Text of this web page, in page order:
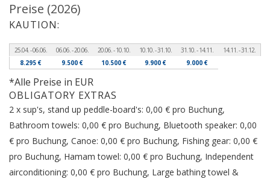
Preise (2026)
KAUTION:
25.04. - 06.06. 06.06. - 20.06. 20.06. - 10.10. 10.10. - 31.10. 31.10. - 14.11.
14.11. - 31.12.
8.295 €
9.500 € 10.500 € 9.900 € 9.000 €
*Alle Preise in EUR
OBLIGATORY EXTRAS
2 x sup's, stand up peddle-board's: 0,00 € pro Buchung,
Bathroom towels: 0,00 € pro Buchung, Bluetooth speaker: 0,00
€ pro Buchung, Canoe: 0,00 € pro Buchung, Fishing gear: 0,00 €
pro Buchung, Hamam towel: 0,00 € pro Buchung, Independent
airconditioning: 0,00 € pro Buchung, Large bathing towel &